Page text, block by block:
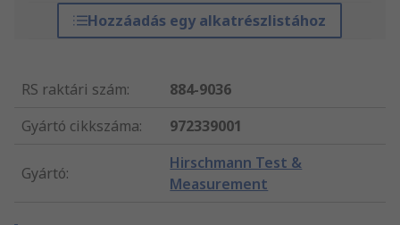
Hozzáadás egy alkatrészlistához
RS raktári szám:
884-9036
Gyártó cikkszáma: 972339001
Gyártó:
Hirschmann Test &
Measurement